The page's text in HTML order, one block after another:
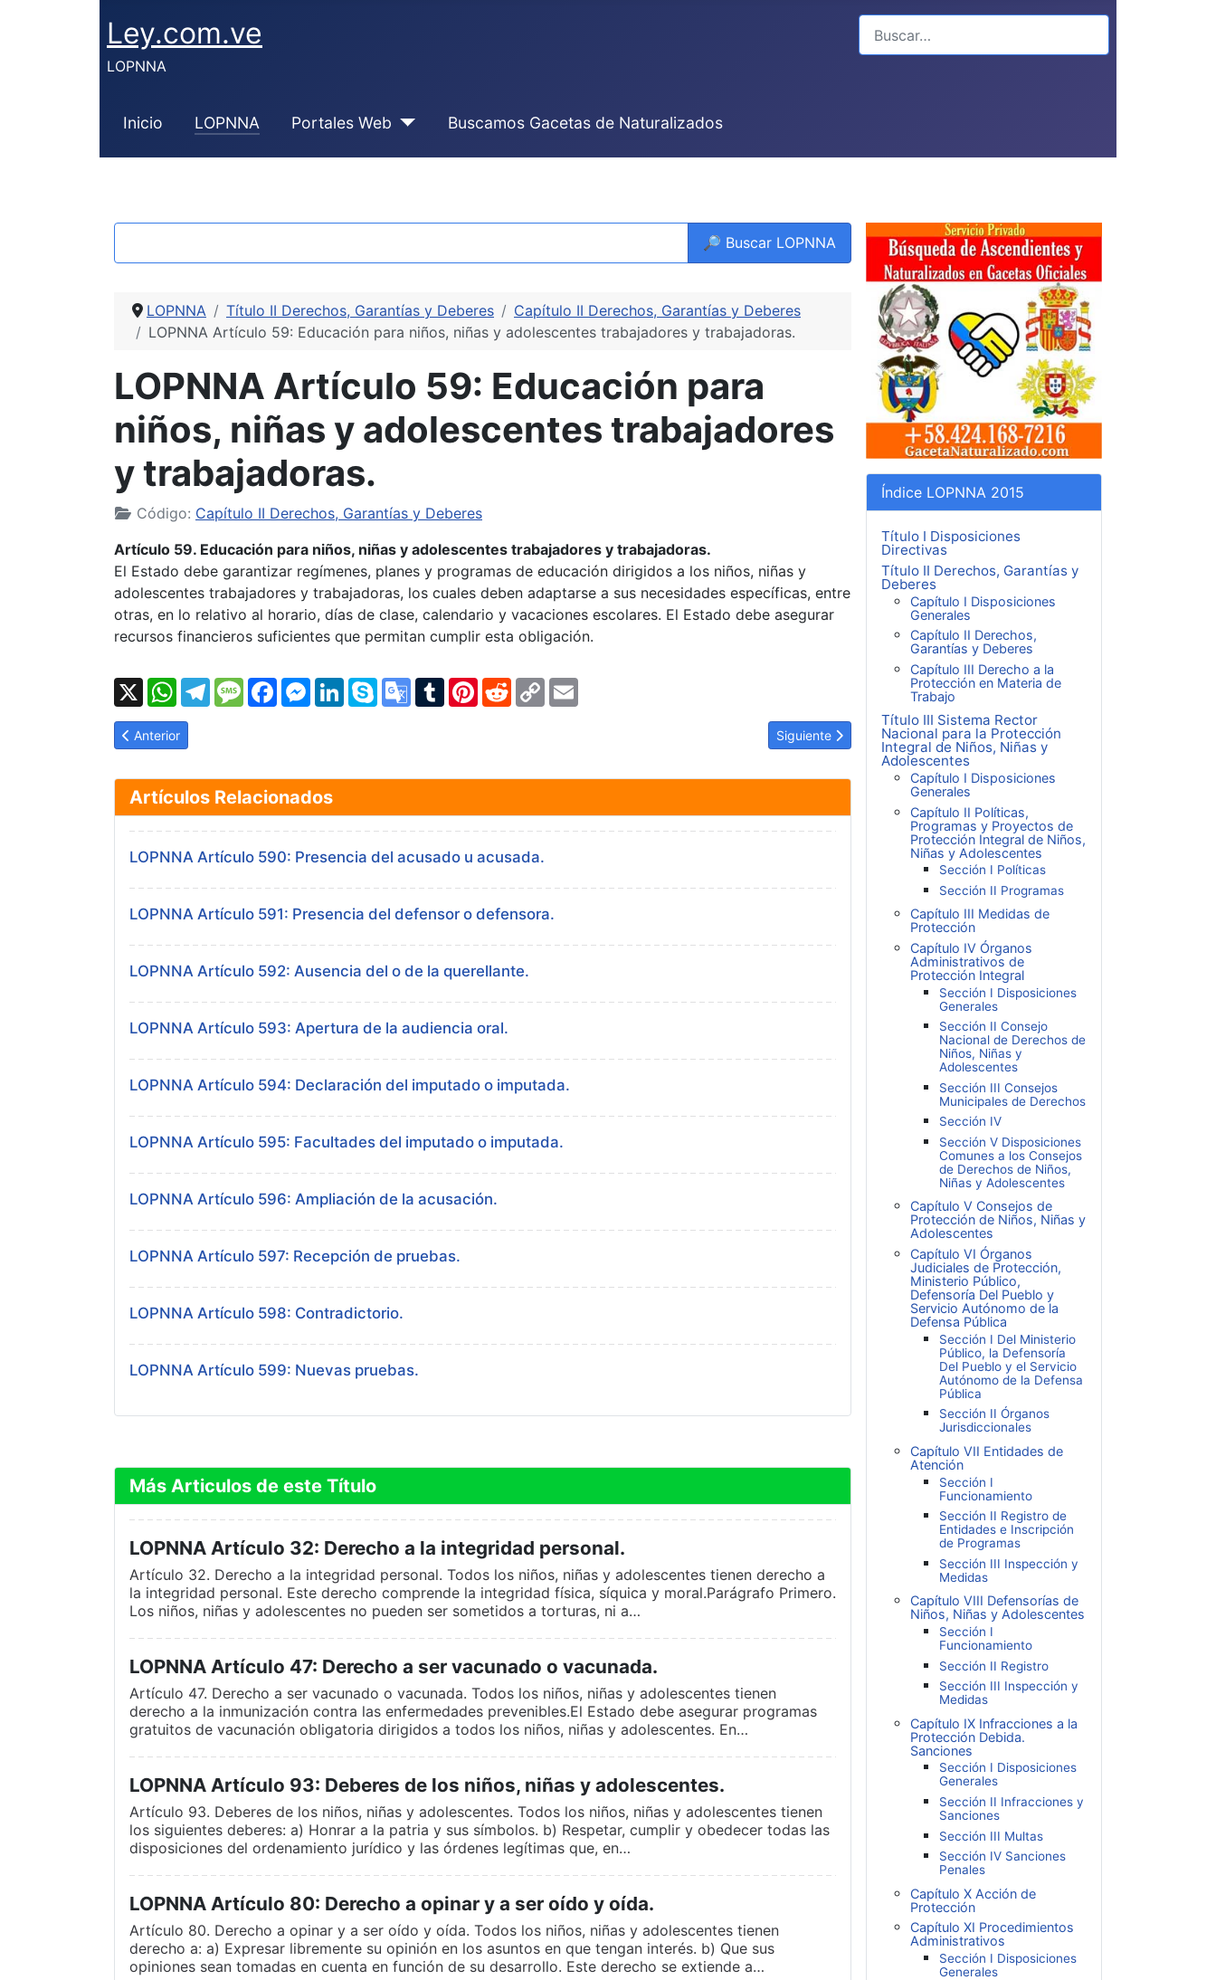
Ley.com.ve
LOPNNA
Inicio LOPNNA Portales Web Buscamos Gacetas de Naturalizados
🔎 Buscar LOPNNA
LOPNNA Título II Derechos, Garantías y Deberes
Capítulo II Derechos, Garantías y Deberes
LOPNNA Artículo 59: Educación para niños, niñas y adolescentes trabajadores y trabajadoras.
LOPNNA Artículo 59: Educación para
niños, niñas y adolescentes trabajadores
y trabajadoras.
Código: Capítulo II Derechos, Garantías y Deberes
Artículo 59. Educación para niños, niñas y adolescentes trabajadores y trabajadoras.
El Estado debe garantizar regímenes, planes y programas de educación dirigidos a los niños, niñas y
adolescentes trabajadores y trabajadoras, los cuales deben adaptarse a sus necesidades específicas, entre
otras, en lo relativo al horario, días de clase, calendario y vacaciones escolares. El Estado debe asegurar
recursos financieros suficientes que permitan cumplir esta obligación.
X WhatsApp
TelegramMessageFacebook
Messenger
LinkedInSkypeGoogleTumblrPinterestRedditCopy
Artículo anterior: LOPNNA Artículo 58: Vínculo entre la educación y el trabajo.
Anterior Artículo siguiente: LOPNNA Artículo 60: Educación de niños, niñas y
Siguiente
Artículos Relacionados
LOPNNA Artículo 590: Presencia del acusado u acusada.
LOPNNA Artículo 591: Presencia del defensor o defensora.
LOPNNA Artículo 592: Ausencia del o de la querellante.
LOPNNA Artículo 593: Apertura de la audiencia oral.
LOPNNA Artículo 594: Declaración del imputado o imputada.
LOPNNA Artículo 595: Facultades del imputado o imputada.
LOPNNA Artículo 596: Ampliación de la acusación.
LOPNNA Artículo 597: Recepción de pruebas.
LOPNNA Artículo 598: Contradictorio.
LOPNNA Artículo 599: Nuevas pruebas.
Más Articulos de este Título
LOPNNA Artículo 32: Derecho a la integridad personal.
Artículo 32. Derecho a la integridad personal. Todos los niños, niñas y adolescentes tienen derecho a
la integridad personal. Este derecho comprende la integridad física, síquica y moral.Parágrafo Primero.
Los niños, niñas y adolescentes no pueden ser sometidos a torturas, ni a…
LOPNNA Artículo 47: Derecho a ser vacunado o vacunada.
Artículo 47. Derecho a ser vacunado o vacunada. Todos los niños, niñas y adolescentes tienen
derecho a la inmunización contra las enfermedades prevenibles.El Estado debe asegurar programas
gratuitos de vacunación obligatoria dirigidos a todos los niños, niñas y adolescentes. En…
LOPNNA Artículo 93: Deberes de los niños, niñas y adolescentes.
Artículo 93. Deberes de los niños, niñas y adolescentes. Todos los niños, niñas y adolescentes tienen
los siguientes deberes: a) Honrar a la patria y sus símbolos. b) Respetar, cumplir y obedecer todas las
disposiciones del ordenamiento jurídico y las órdenes legítimas que, en…
LOPNNA Artículo 80: Derecho a opinar y a ser oído y oída.
Artículo 80. Derecho a opinar y a ser oído y oída. Todos los niños, niñas y adolescentes tienen
derecho a: a) Expresar libremente su opinión en los asuntos en que tengan interés. b) Que sus
opiniones sean tomadas en cuenta en función de su desarrollo. Este derecho se extiende a…
Índice LOPNNA 2015
Título I Disposiciones
Directivas
Título II Derechos, Garantías y
Deberes
Capítulo I Disposiciones
Generales
Capítulo II Derechos,
Garantías y Deberes
Capítulo III Derecho a la
Protección en Materia de
Trabajo
Título III Sistema Rector
Nacional para la Protección
Integral de Niños, Niñas y
Adolescentes
Capítulo I Disposiciones
Generales
Capítulo II Políticas,
Programas y Proyectos de
Protección Integral de Niños,
Niñas y Adolescentes
Sección I Políticas
Sección II Programas
Capítulo III Medidas de
Protección
Capítulo IV Órganos
Administrativos de
Protección Integral
Sección I Disposiciones
Generales
Sección II Consejo
Nacional de Derechos de
Niños, Niñas y
Adolescentes
Sección III Consejos
Municipales de Derechos
Sección IV
Sección V Disposiciones
Comunes a los Consejos
de Derechos de Niños,
Niñas y Adolescentes
Capítulo V Consejos de
Protección de Niños, Niñas y
Adolescentes
Capítulo VI Órganos
Judiciales de Protección,
Ministerio Público,
Defensoría Del Pueblo y
Servicio Autónomo de la
Defensa Pública
Sección I Del Ministerio
Público, la Defensoría
Del Pueblo y el Servicio
Autónomo de la Defensa
Pública
Sección II Órganos
Jurisdiccionales
Capítulo VII Entidades de
Atención
Sección I
Funcionamiento
Sección II Registro de
Entidades e Inscripción
de Programas
Sección III Inspección y
Medidas
Capítulo VIII Defensorías de
Niños, Niñas y Adolescentes
Sección I
Funcionamiento
Sección II Registro
Sección III Inspección y
Medidas
Capítulo IX Infracciones a la
Protección Debida.
Sanciones
Sección I Disposiciones
Generales
Sección II Infracciones y
Sanciones
Sección III Multas
Sección IV Sanciones
Penales
Capítulo X Acción de
Protección
Capítulo XI Procedimientos
Administrativos
Sección I Disposiciones
Generales